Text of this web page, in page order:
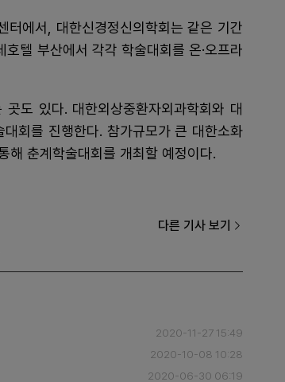
터에서, 대한신경정신의학회는 같은 기간
텔 부산에서 각각 학술대회를 온·오프라
도 있다. 대한외상중환자외과학회와 대
회를 진행한다. 참가규모가 큰 대한소화
해 춘계학술대회를 개최할 예정이다.
다른 기사 보기
2020-11-27 15:49
2020-10-08 10:28
2020-06-30 06:19